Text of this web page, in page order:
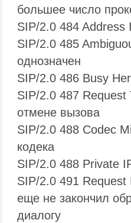
большее число
SIP/2.0 484
SIP/2.0 485
однозначен
SIP/2.0 486 Busy
SIP/2.0 487 Request
отмене вызова
SIP/2.0 488 Codec
кодека
SIP/2.0 488 Private
SIP/2.0 491 Request
еще не закончил
диалогу